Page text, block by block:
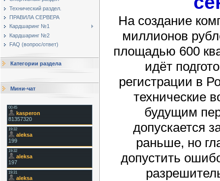
Технический раздел.
ПРАВИЛА СЕРВЕРА
Кардшаринг №1
Кардшаринг №2
FAQ (вопрос/ответ)
Категории раздела
Мини-чат
На создание
миллионов
площадью 600
идёт
регистрации в
технические
будущим
допускается
раньше, но
допустить